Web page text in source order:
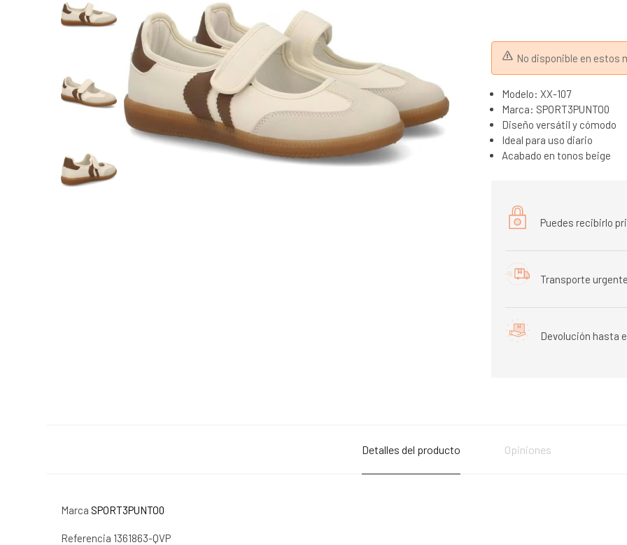
No disponible en estos
Modelo: XX-107
Marca: SPORT3PUNTO0
Diseño versátil y cómodo
Ideal para uso diario
Acabado en tonos beige
Puedes recibirlo
Transporte
Devolución hasta
Detalles del producto Opiniones
Marca SPORT3PUNTO0
Referencia 1361863-QVP